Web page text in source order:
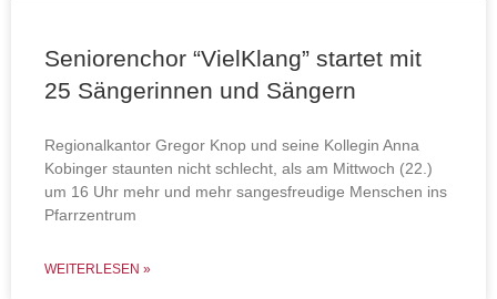
Seniorenchor “VielKlang” startet mit
25 Sängerinnen und Sängern
Regionalkantor Gregor Knop und seine Kollegin Anna
Kobinger staunten nicht schlecht, als am Mittwoch (22.)
um 16 Uhr mehr und mehr sangesfreudige Menschen ins
Pfarrzentrum
WEITERLESEN »